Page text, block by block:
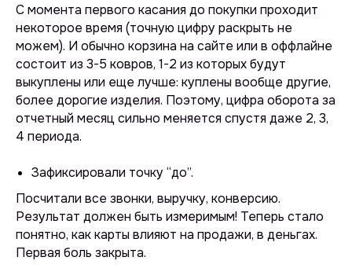
С момента первого касания до покупки проходит
некоторое время (точную цифру раскрыть не
можем). И обычно корзина на сайте или в оффлайне
состоит из 3-5 ковров, 1-2 из которых будут
выкуплены или еще лучше: куплены вообще другие,
более дорогие изделия. Поэтому, цифра оборота за
отчетный месяц сильно меняется спустя даже 2, 3,
4 периода.
Зафиксировали точку “до”.
Посчитали все звонки, выручку, конверсию.
Результат должен быть измеримым! Теперь стало
понятно, как карты влияют на продажи, в деньгах.
Первая боль закрыта.